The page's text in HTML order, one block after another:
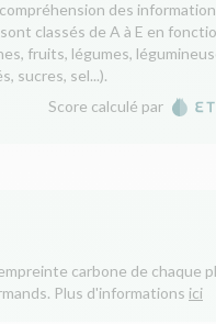
des
classés de A à E en
fruits, légumes,
sucres, sel...).
Score calculé par
carbone de chaque
Plus d'informations ici